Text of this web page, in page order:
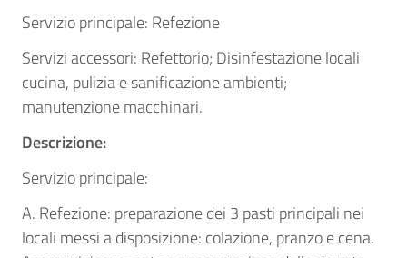
Servizio principale: Refezione
Servizi accessori: Refettorio; Disinfestazione locali
cucina, pulizia e sanificazione ambienti;
manutenzione macchinari.
Descrizione:
Servizio principale:
A. Refezione: preparazione dei 3 pasti principali nei
locali messi a disposizione: colazione, pranzo e cena.